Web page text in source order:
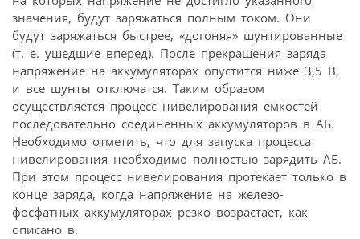
значения, будут заряжаться полным током. Они
будут заряжаться быстрее, «догоняя» шунтированные
(т. е. ушедшие вперед). После прекращения заряда
напряжение на аккумуляторах опустится ниже 3,5 В,
и все шунты отключатся. Таким образом
осуществляется процесс нивелирования емкостей
последовательно соединенных аккумуляторов в АБ.
Необходимо отметить, что для запуска процесса
нивелирования необходимо полностью зарядить АБ.
При этом процесс нивелирования протекает только в
конце заряда, когда напряжение на железо-
фосфатных аккумуляторах резко возрастает, как
описано в.